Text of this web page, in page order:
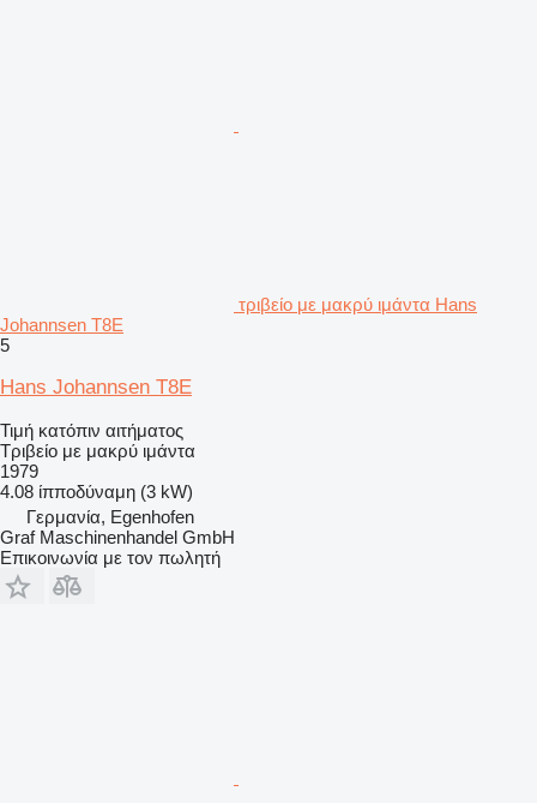
τριβείο με μακρύ ιμάντα Hans
Johannsen T8E
5
Hans Johannsen T8E
Τιμή κατόπιν αιτήματος
Τριβείο με μακρύ ιμάντα
1979
4.08 ίπποδύναμη (3 kW)
Γερμανία, Egenhofen
Graf Maschinenhandel GmbH
Επικοινωνία με τον πωλητή